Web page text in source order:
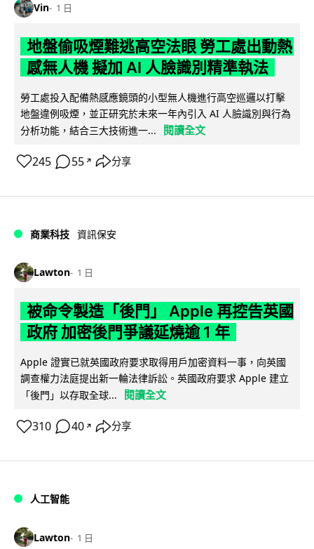
Vin 1 日
地盤偷吸煙難逃高空法眼 勞工處出動熱
感無人機 擬加 AI 人臉識別精準執法
勞工處投入配備熱感應鏡頭的小型無人機進行高空巡邏以打擊
地盤違例吸煙，並正研究於未來一年內引入 AI 人臉識別與行為
分析功能，結合三大技術進一...
閱讀全文
245 55 ↗ 分享
商業科技 資訊保安
Lawton 1 日
被命令製造「後門」 Apple 再控告英國
政府 加密後門爭議延燒逾 1 年
Apple 證實已就英國政府要求取得用戶加密資料一事，向英國
調查權力法庭提出新一輪法律訴訟。英國政府要求 Apple 建立
「後門」以存取全球...
閱讀全文
310 40 ↗ 分享
人工智能
Lawton 1 日